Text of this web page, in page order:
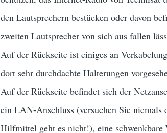
den Lautsprechern bestücken oder davon
zweiten Lautsprecher von sich aus fallen
Auf der Rückseite ist einiges an
dort sehr durchdachte Halterungen
Auf der Rückseite befindet sich der
ein LAN-Anschluss (versuchen Sie
Hilfmittel geht es nicht!), eine